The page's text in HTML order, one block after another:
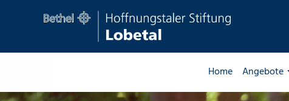
Home Angebote